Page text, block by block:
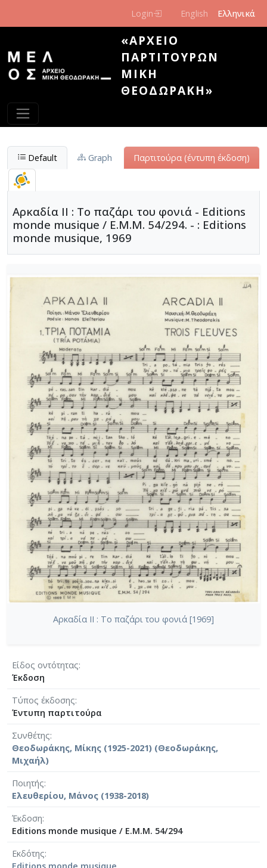
Login English Ελληνικά
«ΑΡΧΕΊΟ
ΠΑΡΤΙΤΟΎΡΩΝ
ΜΊΚΗ
ΘΕΟΔΩΡΆΚΗ»
Default Graph Παρτιτούρα (έντυπη έκδοση)
Αρκαδία II : Το παζάρι του φονιά - Editions
monde musique / E.M.M. 54/294. - : Editions
monde musique, 1969
Αρκαδία II : Το παζάρι του φονιά [1969]
Είδος οντότητας
Έκδοση
Τύπος έκδοσης
Έντυπη παρτιτούρα
Συνθέτης
Θεοδωράκης, Μίκης (1925-2021) (Θεοδωράκης,
Μιχαήλ)
Ποιητής
Ελευθερίου, Μάνος (1938-2018)
Έκδοση
Editions monde musique / E.M.M. 54/294
Εκδότης
Editions monde musique